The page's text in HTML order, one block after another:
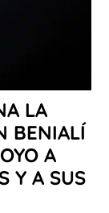
LA
BENIALÍ
A
Y A SUS